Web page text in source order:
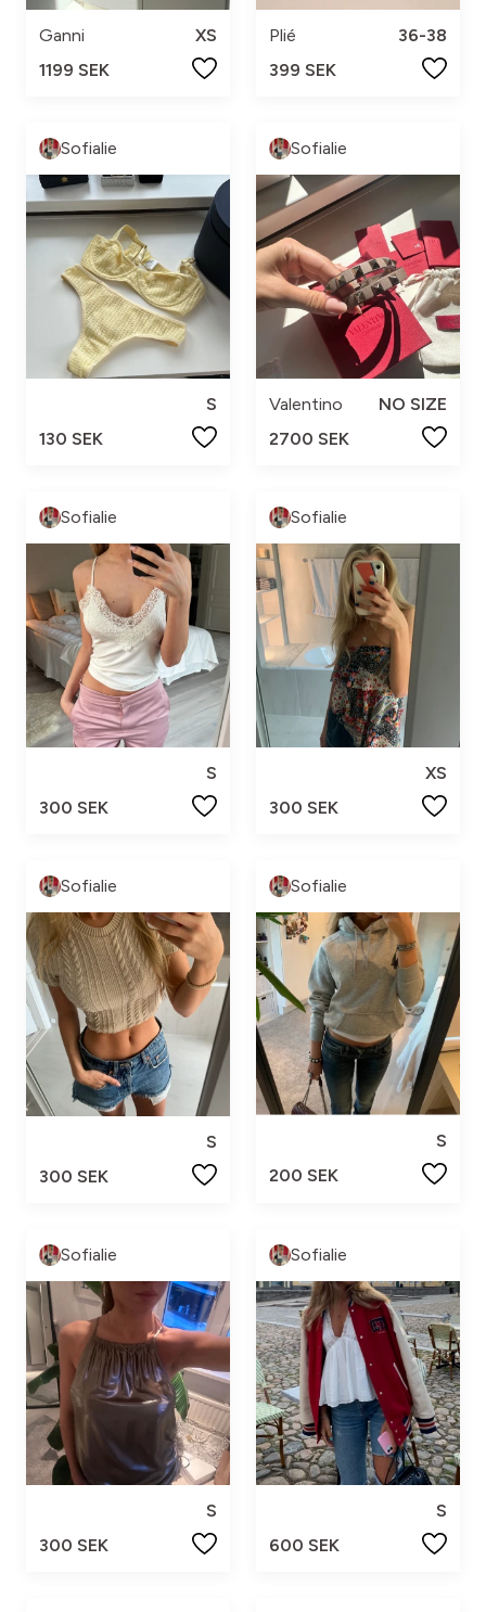
Ganni
XS
1199 SEK
Plié
36-38
399 SEK
Sofialie
S
130 SEK
Sofialie
Valentino
NO SIZE
2700 SEK
Sofialie
S
300 SEK
Sofialie
XS
300 SEK
Sofialie
S
300 SEK
Sofialie
S
200 SEK
Sofialie
S
300 SEK
Sofialie
S
600 SEK